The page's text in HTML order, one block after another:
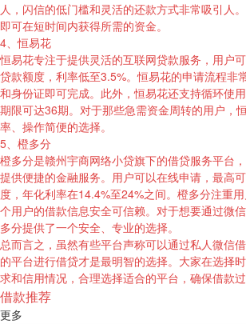
人，闪信的低门槛和灵活的还款方式非常吸引人
即可在短时间内获得所需的资金。
4、恒易花
恒易花专注于提供灵活的互联网贷款服务，用户
贷款额度，利率低至3.5%。恒易花的申请流程非
和身份证即可完成。此外，恒易花还支持循环使
期限可达36期。对于那些急需资金周转的用户，
率、操作简便的选择。
5、橙多分
橙多分是赣州宇商网络小贷旗下的借贷服务平台
提供便捷的金融服务。用户可以在线申请，最高
度，年化利率在14.4%至24%之间。橙多分注重
个用户的借款信息安全可信赖。对于想要通过微
多分提供了一个安全、专业的选择。
总而言之，虽然有些平台声称可以通过私人微信
的平台进行借贷才是最明智的选择。大家在选择
求和信用情况，合理选择适合的平台，确保借款
借款推荐
更多